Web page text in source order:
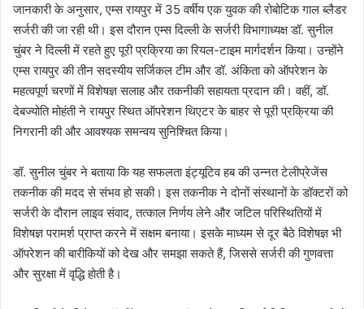
जानकारी के अनुसार, एम्स रायपुर में 35 वर्षीय एक युवक की रोबोटिक गाल ब्लैडर
सर्जरी की जा रही थी। इस दौरान एम्स दिल्ली के सर्जरी विभागाध्यक्ष डॉ. सुनील
चुंबर ने दिल्ली में रहते हुए पूरी प्रक्रिया का रियल-टाइम मार्गदर्शन किया। उन्होंने
एम्स रायपुर की तीन सदस्यीय सर्जिकल टीम और डॉ. अंकिता को ऑपरेशन के
महत्वपूर्ण चरणों में विशेषज्ञ सलाह और तकनीकी सहायता प्रदान की। वहीं, डॉ.
देबज्योति मोहंती ने रायपुर स्थित ऑपरेशन थिएटर के बाहर से पूरी प्रक्रिया की
निगरानी की और आवश्यक समन्वय सुनिश्चित किया।
डॉ. सुनील चुंबर ने बताया कि यह सफलता इंट्यूटिव हब की उन्नत टेलीप्रेजेंस
तकनीक की मदद से संभव हो सकी। इस तकनीक ने दोनों संस्थानों के डॉक्टरों को
सर्जरी के दौरान लाइव संवाद, तत्काल निर्णय लेने और जटिल परिस्थितियों में
विशेषज्ञ परामर्श प्राप्त करने में सक्षम बनाया। इसके माध्यम से दूर बैठे विशेषज्ञ भी
ऑपरेशन की बारीकियों को देख और समझा सकते हैं, जिससे सर्जरी की गुणवत्ता
और सुरक्षा में वृद्धि होती है।